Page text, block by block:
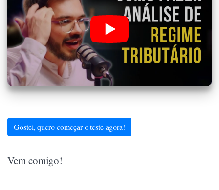
Gostei, quero começar o teste agora!
Vem comigo!